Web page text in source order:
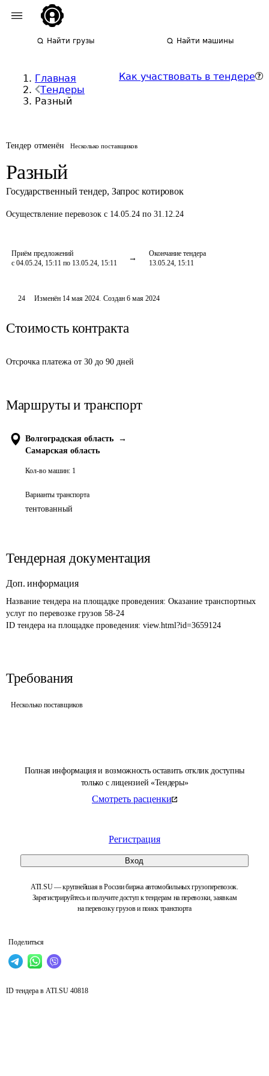
Найти грузы Найти машины
Главная
Тендеры
Разный
Как участвовать в тендере
Тендер отменён Несколько поставщиков
Разный
Государственный тендер, Запрос котировок
Осуществление перевозок с 14.05.24 по 31.12.24
Приём предложений
с 04.05.24, 15:11 по 13.05.24, 15:11
Окончание тендера
13.05.24, 15:11
Полная информация и возможность оставить отклик доступны
только с лицензией «Тендеры»
Смотреть расценки
Регистрация
Вход
ATI.SU — крупнейшая в России биржа автомобильных грузоперевозок.
Зарегистрируйтесь и получите доступ к тендерам на перевозки, заявкам
на перевозку грузов и поиск транспорта
Поделиться
24 Изменён 14 мая 2024. Создан 6 мая 2024
Стоимость контракта
Отсрочка платежа от 30 до 90 дней
Маршруты и транспорт
Волгоградская область
→
Самарская область
Кол-во машин: 1
Варианты транспорта
тентованный
Тендерная документация
Доп. информация
Название тендера на площадке проведения: Оказание транспортных
услуг по перевозке грузов 58-24
ID тендера на площадке проведения: view.html?id=3659124
Требования
Несколько поставщиков
ID тендера в ATI.SU 40818